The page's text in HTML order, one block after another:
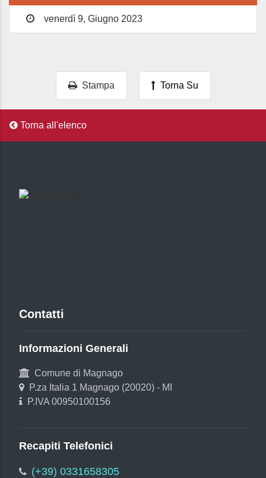
venerdì 9, Giugno 2023
Stampa Torna Su
Torna all'elenco
Contatti
Informazioni Generali
Comune di Magnago
P.za Italia 1 Magnago (20020) - MI
P.IVA 00950100156
Recapiti Telefonici
(+39) 0331658305